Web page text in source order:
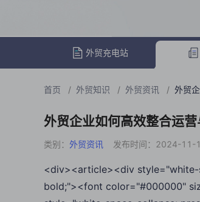
外贸充电站
首页 / 外贸知识 / 外贸资讯 / 外贸
外贸企业如何高效整合运
类别： 外贸资讯 发布时间：2024-11-
<div><article><div
bold;"><font color="#000000"